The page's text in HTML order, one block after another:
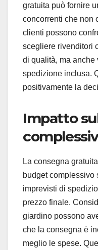
gratuita può fornire
concorrenti che non
clienti possono
scegliere rivenditori
di qualità, ma anche
spedizione inclusa.
positivamente la
Impatto
La consegna
budget complessivo
imprevisti di
prezzo finale.
giardino possono
che la consegna è
meglio le spese.